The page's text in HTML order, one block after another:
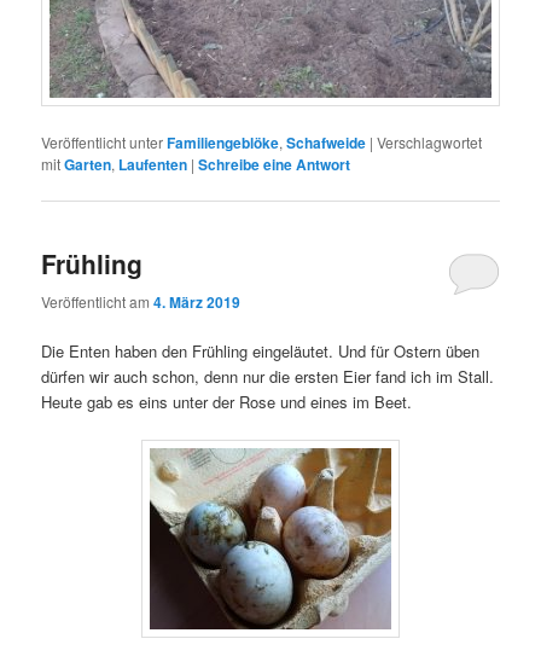
Veröffentlicht unterFamiliengeblöke,Schafweide |Verschlagwortet
mitGarten, Laufenten |Schreibe eine Antwort
Frühling
Veröffentlicht am4. März 2019
Die Enten haben den Frühling eingeläutet. Und für Ostern üben
dürfen wir auch schon, denn nur die ersten Eier fand ich im Stall.
Heute gab es eins unter der Rose und eines im Beet.